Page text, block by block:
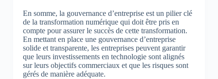
En somme, la gouvernance d’entreprise est un pilier clé
de la transformation numérique qui doit être pris en
compte pour assurer le succès de cette transformation.
En mettant en place une gouvernance d’entreprise
solide et transparente, les entreprises peuvent garantir
que leurs investissements en technologie sont alignés
sur leurs objectifs commerciaux et que les risques sont
gérés de manière adéquate.